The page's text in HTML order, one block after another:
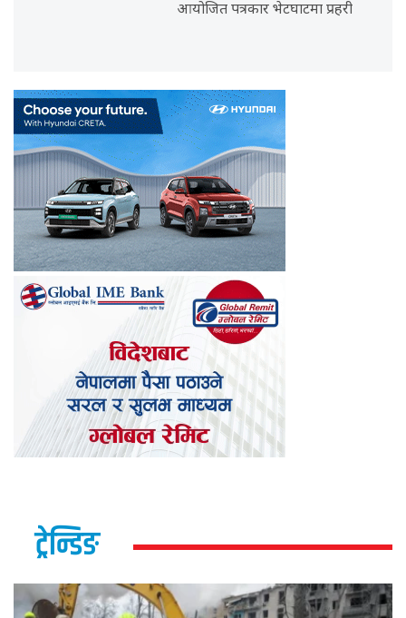
आयोजित पत्रकार भेटघाटमा प्रहरी
ट्रेन्डिङ